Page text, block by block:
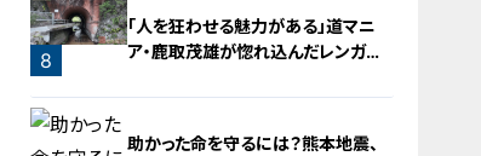
7
8
「人を狂わせる魅力がある」道マニ
ア・鹿取茂雄が惚れ込んだレンガの
助かった命を守るには？熊本地震、